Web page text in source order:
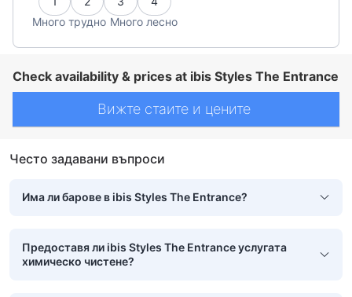
Много трудно Много лесно
Check availability & prices at ibis Styles The Entrance
Вижте стаите и цените
Често задавани въпроси
Има ли барове в ibis Styles The Entrance?
Предоставя ли ibis Styles The Entrance услугата
химическо чистене?